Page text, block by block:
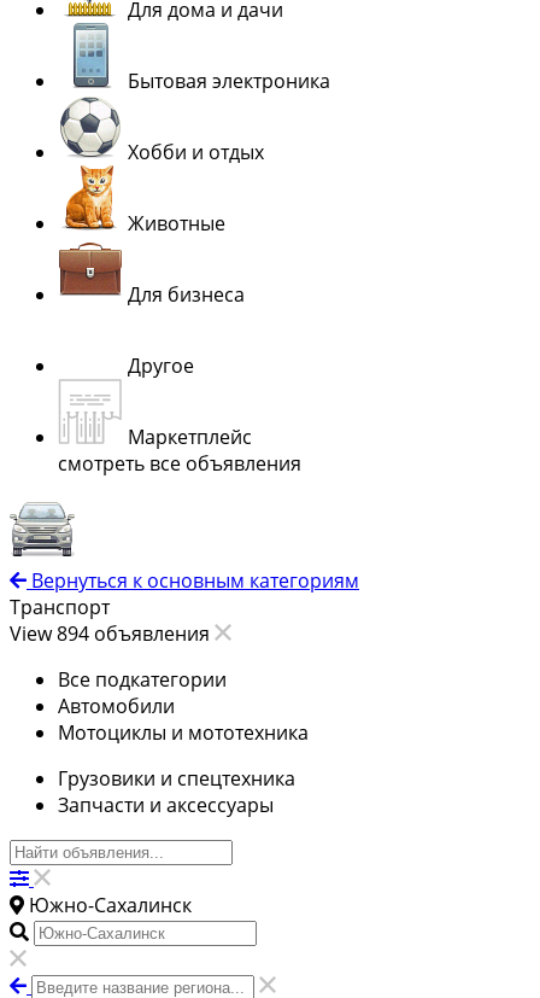
Для дома и дачи
Бытовая электроника
Хобби и отдых
Животные
Для бизнеса
Другое
Маркетплейс
смотреть все объявления
Вернуться к основным категориям
Транспорт
View 894 объявления
Все подкатегории
Автомобили
Мотоциклы и мототехника
Грузовики и спецтехника
Запчасти и аксессуары
Южно-Сахалинск